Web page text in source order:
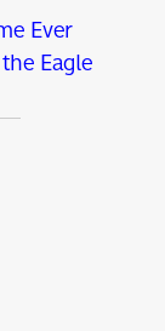
Ever
Eagle